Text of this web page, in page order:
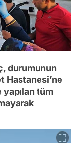
durumunun
Hastanesi’ne
tüm